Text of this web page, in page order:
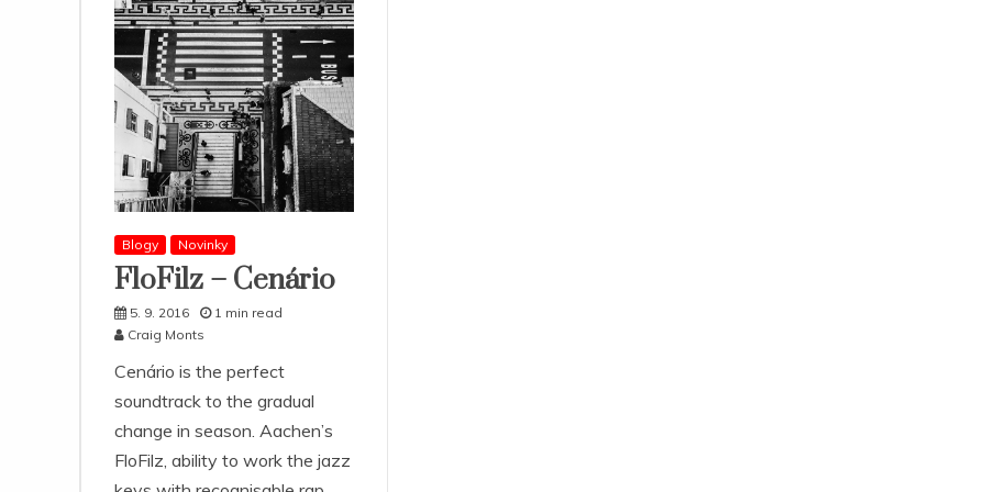
Blogy Novinky
FloFilz – Cenário
5. 9. 2016
1 min read
Craig Monts
Cenário is the perfect
soundtrack to the gradual
change in season. Aachen’s
FloFilz‚ ability to work the jazz